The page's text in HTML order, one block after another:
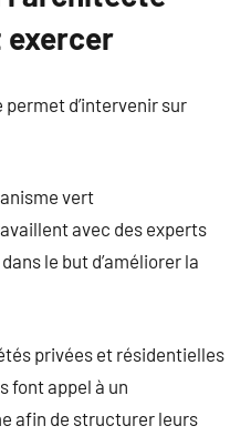
exercer
d’intervenir sur
vert
avec des experts
le but d’améliorer la
privées et résidentielles
font appel à un
afin de structurer leurs